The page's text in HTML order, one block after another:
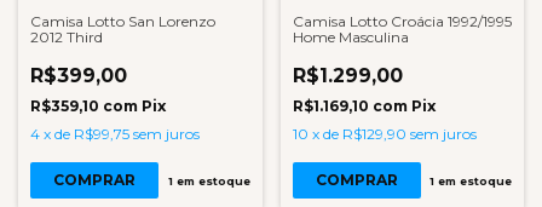
Camisa Lotto San Lorenzo
2012 Third
R$399,00
R$359,10 com Pix
4 x de R$99,75 sem juros
COMPRAR 1em estoque
Camisa Lotto Croácia 1992/1995
Home Masculina
R$1.299,00
R$1.169,10 com Pix
10 x de R$129,90 sem juros
COMPRAR 1 em estoque